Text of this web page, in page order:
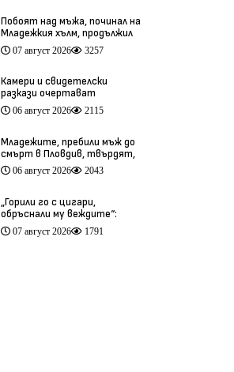
Побоят над мъжа, починал на
Младежкия хълм, продължил
повече от час (видео)
07 август 2026 3257
Камери и свидетелски
разкази очертават
хронологията на фаталния
побой край Младежкия хълм
06 август 2026 2115
Младежите, пребили мъж до
смърт в Пловдив, твърдят,
че са „ловци на педофили”
(видео)
06 август 2026 2043
„Горили го с цигари,
обръснали му веждите“:
Побойниците от Пловдив
остават в ареста (видео)
07 август 2026 1791